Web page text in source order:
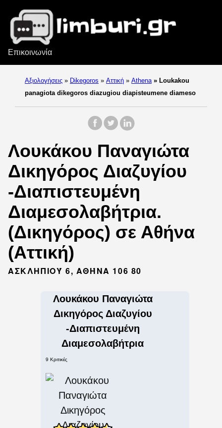
Επικοινωνία
Αξιολογήσεις » Dikegoros » Αττική » Athena » Loukakou
panagiota dikegoros diazugiou diapisteumene diameso
Λουκάκου Παναγιώτα
Δικηγόρος Διαζυγίου
-Διαπιστευμένη
Διαμεσολαβήτρια.
(Δικηγόρος) σε Αθήνα
(Αττική)
ΑΣΚΛΗΠΙΟΎ 6, ΑΘΉΝΑ 106 80
Λουκάκου Παναγιώτα
Δικηγόρος Διαζυγίου
-Διαπιστευμένη
Διαμεσολαβήτρια
9 Κριτικές